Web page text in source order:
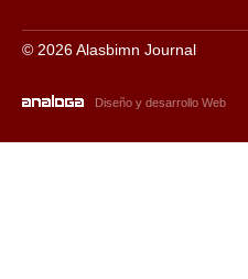
© 2026 Alasbimn Journal
Diseño y desarrollo Web